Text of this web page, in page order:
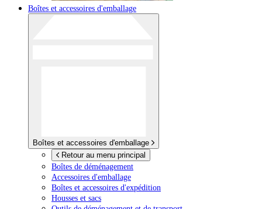
Boîtes et accessoires d'emballage
Boîtes et accessoires d'emballage
Retour au menu principal
Boîtes de déménagement
Accessoires d'emballage
Boîtes et accessoires d'expédition
Housses et sacs